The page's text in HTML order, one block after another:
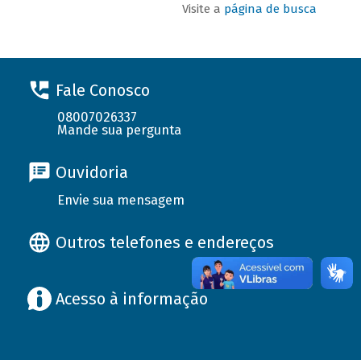
Visite a página de busca
Fale Conosco
08007026337
Mande sua pergunta
Ouvidoria
Envie sua mensagem
Outros telefones e endereços
Acesso à informação